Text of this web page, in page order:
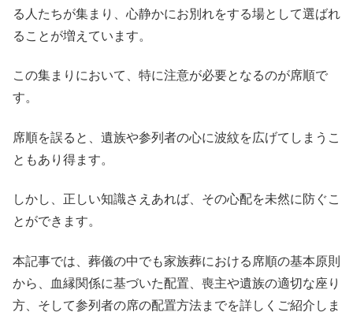
る人たちが集まり、心静かにお別れをする場として選ばれ
ることが増えています。
この集まりにおいて、特に注意が必要となるのが席順で
す。
席順を誤ると、遺族や参列者の心に波紋を広げてしまうこ
ともあり得ます。
しかし、正しい知識さえあれば、その心配を未然に防ぐこ
とができます。
本記事では、葬儀の中でも家族葬における席順の基本原則
から、血縁関係に基づいた配置、喪主や遺族の適切な座り
方、そして参列者の席の配置方法までを詳しくご紹介しま